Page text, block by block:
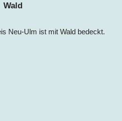
Wald
Neu-Ulm ist mit Wald bedeckt.